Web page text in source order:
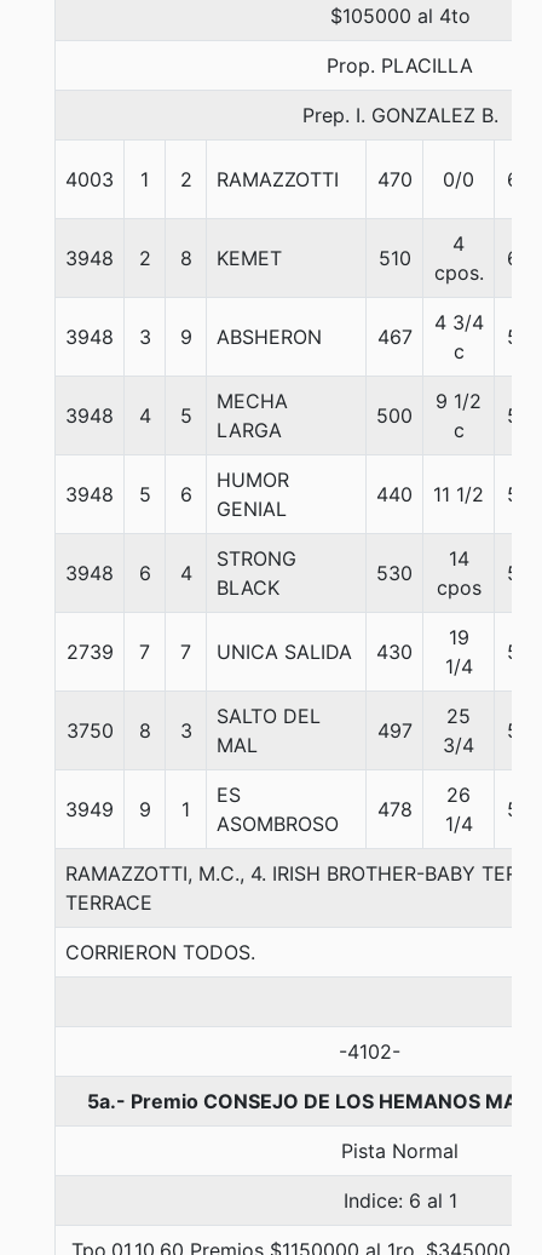
$105000 al 4to
Prop. PLACILLA
Prep. I. GONZALEZ B.
4003 1 2 RAMAZZOTTI 470 0/0 60
3948 2 8 KEMET 510
4
cpos.
60
3948 3 9 ABSHERON 467
4 3/4
c
57
3948 4 5
MECHA
LARGA
500
9 1/2
c
57
3948 5 6
HUMOR
GENIAL
440 11 1/2 57
3948 6 4
STRONG
BLACK
530
14
cpos
57
2739 7 7 UNICA SALIDA 430
19
1/4
55
3750 8 3
SALTO DEL
MAL
497
25
3/4
57
3949 9 1
ES
ASOMBROSO
478
26
1/4
57
RAMAZZOTTI, M.C., 4. IRISH BROTHER-BABY
TERRACE
CORRIERON TODOS.
-4102-
5a.- Premio CONSEJO DE LOS HEMANOS
Pista Normal
Indice: 6 al 1
Tpo.01.10.60 Premios $1150000 al 1ro, $345000